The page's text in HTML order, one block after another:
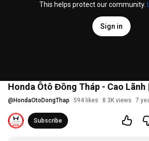
This helps protect our community.
Sign in
Honda Ôtô Đồng Tháp - Cao
@ HondaOtoDongThap 594 likes 8.3K views 7
Subscribe